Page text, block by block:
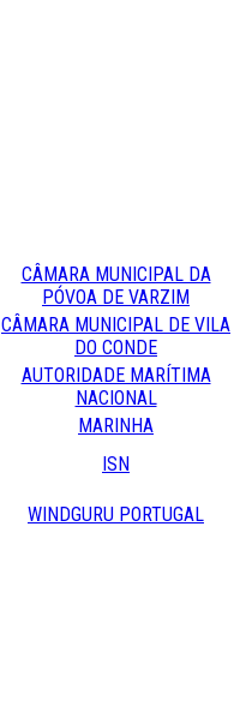
CÂMARA MUNICIPAL DA
PÓVOA DE VARZIM
CÂMARA MUNICIPAL DE VILA
DO CONDE
AUTORIDADE MARÍTIMA
NACIONAL
MARINHA
ISN
WINDGURU PORTUGAL